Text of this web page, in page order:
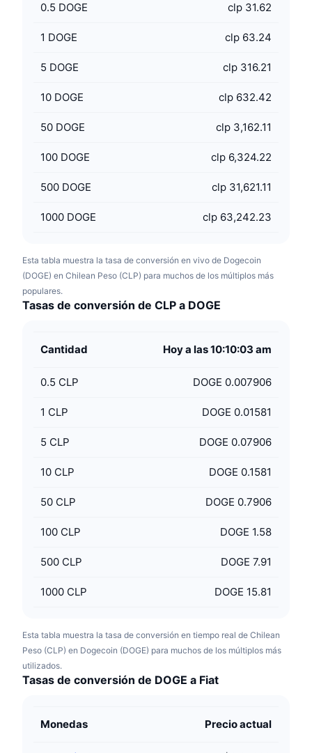
0.5 DOGE clp 31.62
1 DOGE clp 63.24
5 DOGE clp 316.21
10 DOGE clp 632.42
50 DOGE clp 3,162.11
100 DOGE clp 6,324.22
500 DOGE clp 31,621.11
1000 DOGE clp 63,242.23
Esta tabla muestra la tasa de conversión en vivo de Dogecoin
(DOGE) en Chilean Peso (CLP) para muchos de los múltiplos más
populares.
Tasas de conversión de CLP a DOGE
Cantidad Hoy a las 10:10:03 am
0.5 CLP DOGE 0.007906
1 CLP DOGE 0.01581
5 CLP DOGE 0.07906
10 CLP DOGE 0.1581
50 CLP DOGE 0.7906
100 CLP DOGE 1.58
500 CLP DOGE 7.91
1000 CLP DOGE 15.81
Esta tabla muestra la tasa de conversión en tiempo real de Chilean
Peso (CLP) en Dogecoin (DOGE) para muchos de los múltiplos más
utilizados.
Tasas de conversión de DOGE a Fiat
Monedas Precio actual